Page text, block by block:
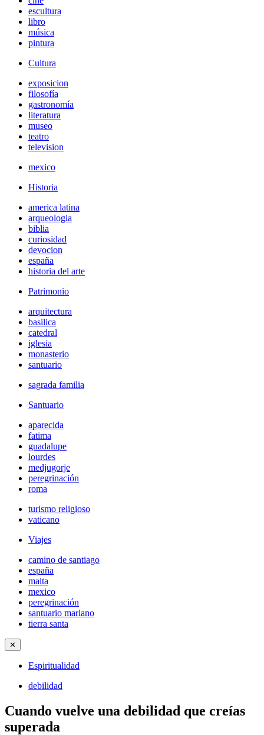
escultura
libro
música
pintura
Cultura
exposicion
filosofía
gastronomía
literatura
museo
teatro
television
mexico
Historia
america latina
arqueologia
biblia
curiosidad
devocion
españa
historia del arte
Patrimonio
arquitectura
basilica
catedral
iglesia
monasterio
santuario
sagrada familia
Santuario
aparecida
fatima
guadalupe
lourdes
medjugorje
peregrinación
roma
turismo religioso
vaticano
Viajes
camino de santiago
españa
malta
mexico
peregrinación
santuario mariano
tierra santa
✕
Espiritualidad
debilidad
Cuando vuelve una debilidad que creías
superada